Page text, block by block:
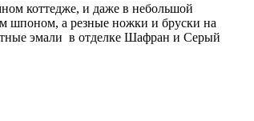
коттедже, и даже в небольшой
шпоном, а резные ножки и бруски на
эмали в отделке Шафран и Серый